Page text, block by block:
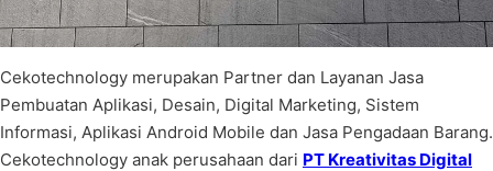
Cekotechnology merupakan Partner dan Layanan Jasa
Pembuatan Aplikasi, Desain, Digital Marketing, Sistem
Informasi, Aplikasi Android Mobile dan Jasa Pengadaan Barang.
Cekotechnology anak perusahaan dari PT Kreativitas Digital